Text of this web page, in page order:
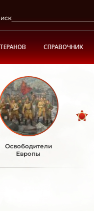
СПРАВОЧНИК
Освободители
Европы